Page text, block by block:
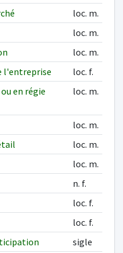
loc. m.
loc. m.
loc. m.
l'entreprise
loc. f.
en régie
loc. m.
loc. m.
loc. m.
loc. m.
n. f.
loc. f.
loc. f.
sigle